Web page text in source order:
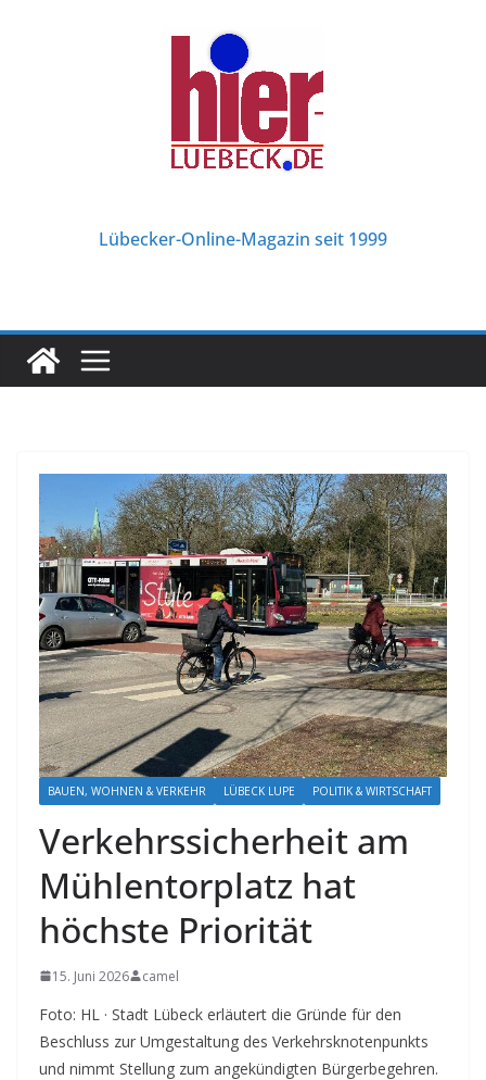
Lübecker-Online-Magazin seit 1999
BAUEN, WOHNEN & VERKEHR LÜBECK LUPE POLITIK & WIRTSCHAFT
Verkehrssicherheit am
Mühlentorplatz hat
höchste Priorität
15. Juni 2026 camel
Foto: HL · Stadt Lübeck erläutert die Gründe für den
Beschluss zur Umgestaltung des Verkehrsknotenpunkts
und nimmt Stellung zum angekündigten Bürgerbegehren.